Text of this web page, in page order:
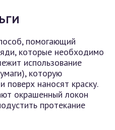
помогающий
которые необходимо
использование
которую
наносят краску.
окрашенный локон
протекание